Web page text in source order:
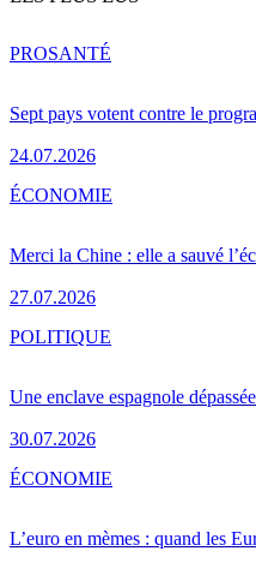
Sept pays votent contre le
24.07.2026
PROSANTÉ
Merci la Chine : elle a sauvé
27.07.2026
ÉCONOMIE
Une enclave espagnole
30.07.2026
POLITIQUE
L’euro en mèmes : quand les
ÉCONOMIE